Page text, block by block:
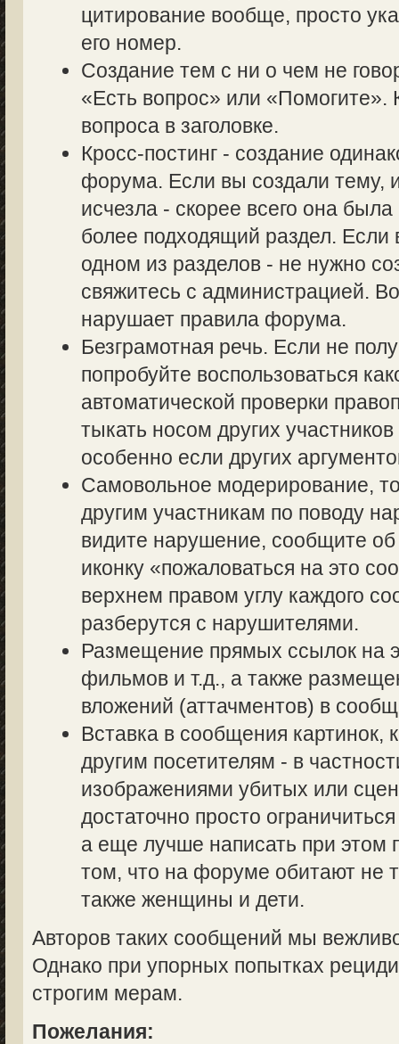
цитирование вообще, просто
его номер.
Создание тем с ни о чем не
«Есть вопрос» или «Помогите».
вопроса в заголовке.
Кросс-постинг - создание
форума. Если вы создали тему,
исчезла - скорее всего она
более подходящий раздел.
одном из разделов - не нужно
свяжитесь с администрацией.
нарушает правила форума.
Безграмотная речь. Если не
попробуйте воспользоваться
автоматической проверки
тыкать носом других
особенно если других
Самовольное модерирование,
другим участникам по поводу
видите нарушение, сообщите
иконку «пожаловаться на это
верхнем правом углу каждого
разберутся с нарушителями.
Размещение прямых ссылок на
фильмов и т.д., а также
вложений (аттачментов) в
Вставка в сообщения картинок,
другим посетителям - в
изображениями убитых или
достаточно просто
а еще лучше написать при этом
том, что на форуме обитают не
также женщины и дети.
Авторов таких сообщений мы
Однако при упорных попытках
строгим мерам.
Пожелания: